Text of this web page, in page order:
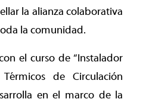
la alianza colaborativa
la comunidad.
el curso de “Instalador
de Circulación
en el marco de la